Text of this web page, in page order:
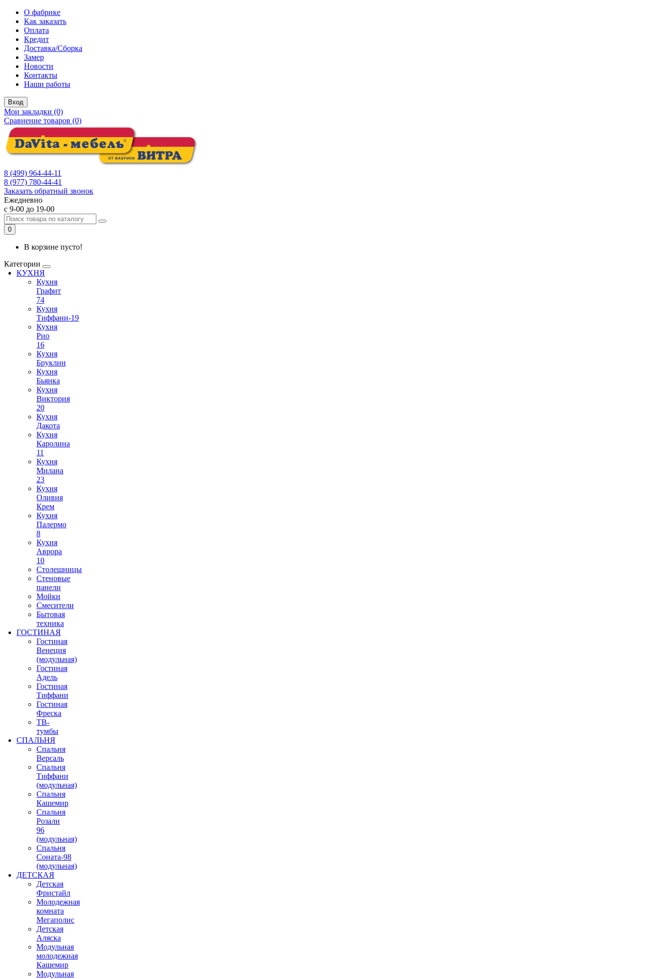
О фабрике
Как заказать
Оплата
Кредит
Доставка/Сборка
Замер
Новости
Контакты
Наши работы
Вход
Мои закладки (0)
Сравнение товаров (0)
8 (499) 964-44-11
8 (977) 780-44-41
Заказать обратный звонок
Ежедневно
с 9-00 до 19-00
0
В корзине пусто!
Категории
КУХНЯ
Кухня
Графит
74
Кухня
Тиффани-19
Кухня
Рио
16
Кухня
Бруклин
Кухня
Бьянка
Кухня
Виктория
20
Кухня
Дакота
Кухня
Каролина
11
Кухня
Милана
23
Кухня
Оливия
Крем
Кухня
Палермо
8
Кухня
Аврора
10
Столешницы
Стеновые
панели
Мойки
Смесители
Бытовая
техника
ГОСТИНАЯ
Гостиная
Венеция
(модульная)
Гостиная
Адель
Гостиная
Тиффани
Гостиная
Фреска
ТВ-
тумбы
СПАЛЬНЯ
Спальня
Версаль
Спальня
Тиффани
(модульная)
Спальня
Кашемир
Спальня
Розали
96
(модульная)
Спальня
Соната-98
(модульная)
ДЕТСКАЯ
Детская
Фристайл
Молодежная
комната
Мегаполис
Детская
Аляска
Модульная
молодежная
Кашемир
Модульная